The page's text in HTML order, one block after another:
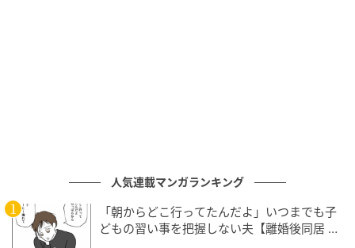
人気連載マンガランキング
「朝からどこ行ってたんだよ」いつまでも子
どもの習い事を把握しない夫【離婚後同居 Vo